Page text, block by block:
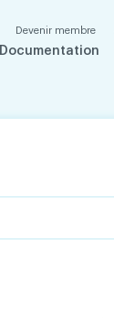
Devenir membre
Documentation